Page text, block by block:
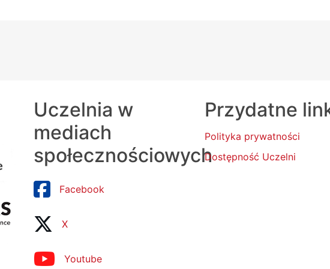
Uczelnia w
mediach
społecznościowych
Facebook
X
Youtube
Przydatne
Polityka prywatności
Dostępność Uczelni